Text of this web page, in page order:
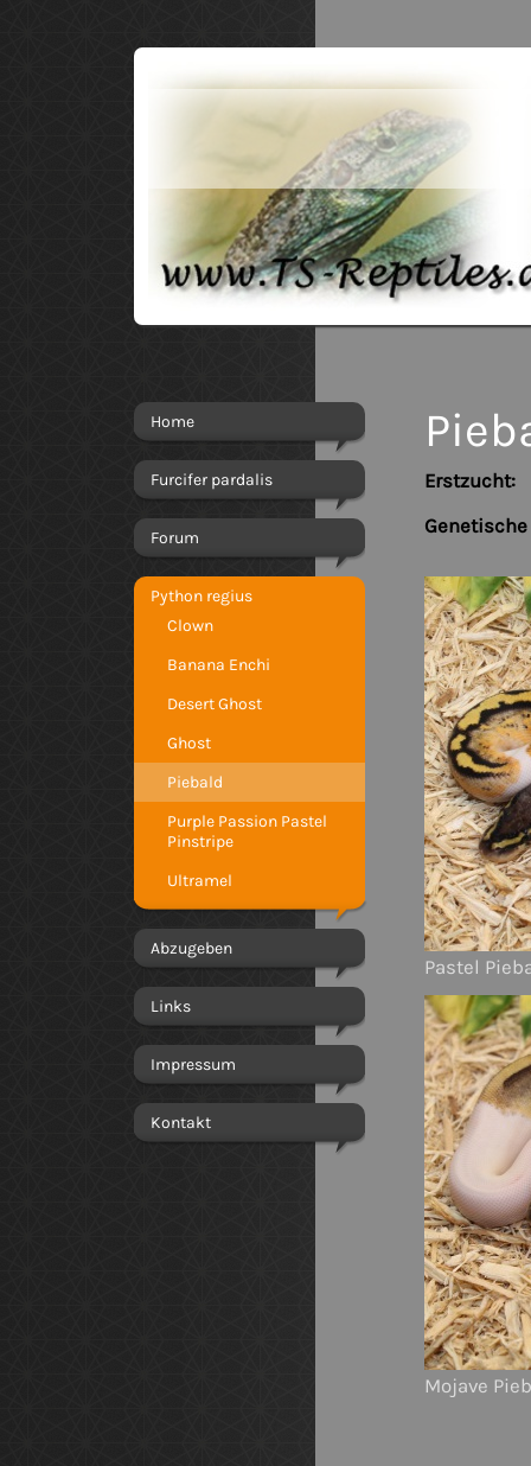
Home
Furcifer pardalis
Forum
Python regius
Clown
Banana Enchi
Desert Ghost
Ghost
Piebald
Purple Passion Pastel
Pinstripe
Ultramel
Abzugeben
Links
Impressum
Kontakt
Erstzucht:
Pastel
Mojave